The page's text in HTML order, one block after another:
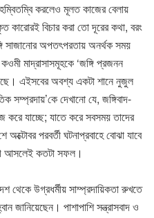
করলেও মূলত কাজের বেলায়
কারোরই বিচার করা তো দূরের কথা, বরং
সাজানোর অপতৎপরতায় অনর্থক সময়
মাদ্রাসাসমূহকে ‘জঙ্গি প্রজনন
এইসবের অবশ্য একটা শানে নুজুল
দেখানো যে, জঙ্গিবাদ-
করে যাচ্ছে; যাতে করে সবসময় তাদের
পরবর্তী ঘটনাপ্রবাহে বোঝা যাবে
আসলেই কতটা সফল।
থেকে উগ্রধর্মীয় সাম্প্রদায়িকতা রুখতে
জানিয়েছেন। পাশাপাশি সন্ত্রাসবাদ ও